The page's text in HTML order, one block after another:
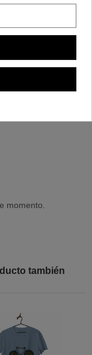
momento.
también